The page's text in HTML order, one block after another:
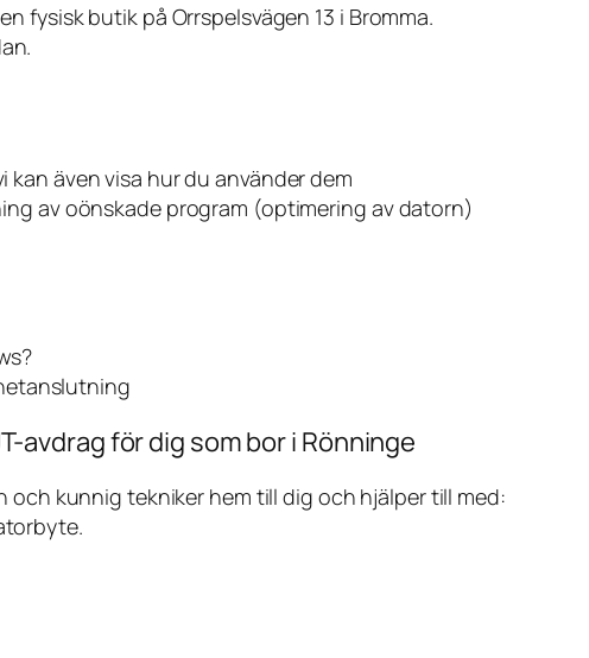
fysisk butik på Orrspelsvägen 13 i Bromma.
kan även visa hur du använder dem
av oönskade program (optimering av datorn)
avdrag för dig som bor i Rönninge
och kunnig tekniker hem till dig och hjälper till med: